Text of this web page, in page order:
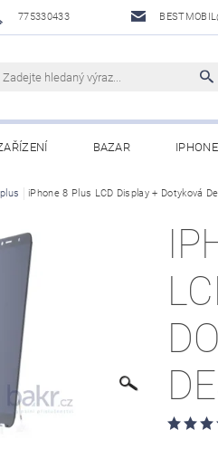
775330433
BAZAR
XIAOMI MI ECOSYSTEM
iPhone 8 Plus LCD Display + Dotyková